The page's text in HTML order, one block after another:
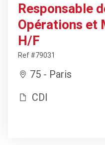
Responsable
Opérations et
H/F
Ref #79031
75 - Paris
CDI